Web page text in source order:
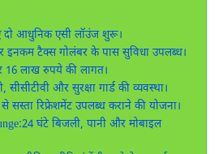
दो आधुनिक एसी लॉउंज शुरू।
इनकम टैक्स गोलंबर के पास सुविधा उपलब्ध।
16 लाख रुपये की लागत।
सीसीटीवी और सुरक्षा गार्ड की व्यवस्था।
सस्ता रिफ्रेशमेंट उपलब्ध कराने की योजना।
घंटे बिजली, पानी और मोबाइल